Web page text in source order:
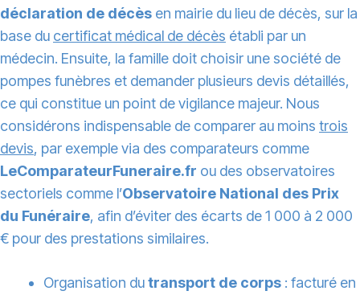
déclaration de décès en mairie du lieu de décès, sur la
base du certificat médical de décès établi par un
médecin. Ensuite, la famille doit choisir une société de
pompes funèbres et demander plusieurs devis détaillés,
ce qui constitue un point de vigilance majeur. Nous
considérons indispensable de comparer au moins trois
devis, par exemple via des comparateurs comme
LeComparateurFuneraire.fr ou des observatoires
sectoriels comme l’Observatoire National des Prix
du Funéraire, afin d’éviter des écarts de 1 000 à 2 000
€ pour des prestations similaires.
Organisation dutransport de corps : facturé en